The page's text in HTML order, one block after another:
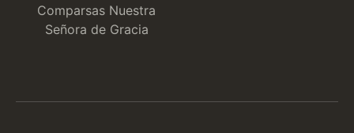
Comparsas Nuestra
Señora de Gracia